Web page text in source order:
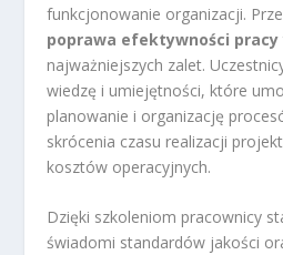
funkcjonowanie organizacji.
poprawa efektywności pracy
najważniejszych zalet.
wiedzę i umiejętności, które
planowanie i organizację
skrócenia czasu realizacji
kosztów operacyjnych.
Dzięki szkoleniom pracownicy
świadomi standardów jakości